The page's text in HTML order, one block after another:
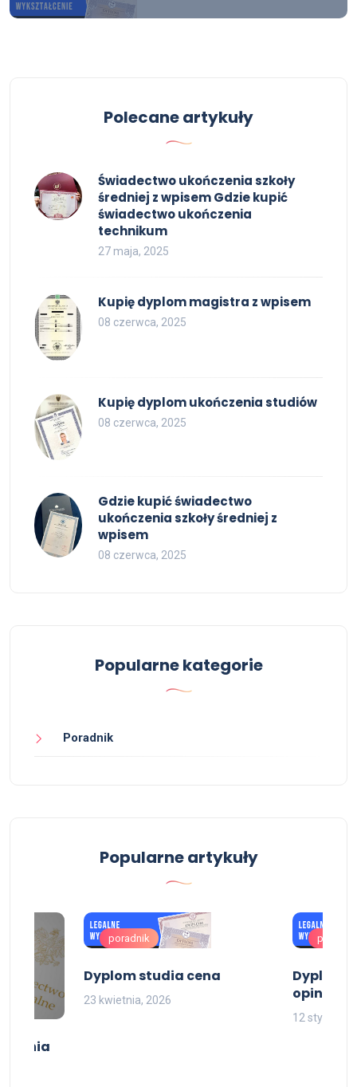
Polecane artykuły
Świadectwo ukończenia szkoły
średniej z wpisem Gdzie kupić
świadectwo ukończenia
technikum
27 maja, 2025
Kupię dyplom magistra z wpisem
08 czerwca, 2025
Kupię dyplom ukończenia studiów
08 czerwca, 2025
Gdzie kupić świadectwo
ukończenia szkoły średniej z
wpisem
08 czerwca, 2025
Popularne kategorie
Poradnik
Popularne artykuły
poradnik
Dyplom studia cena
23 kwietnia, 2026
opinie
12 stycznia,